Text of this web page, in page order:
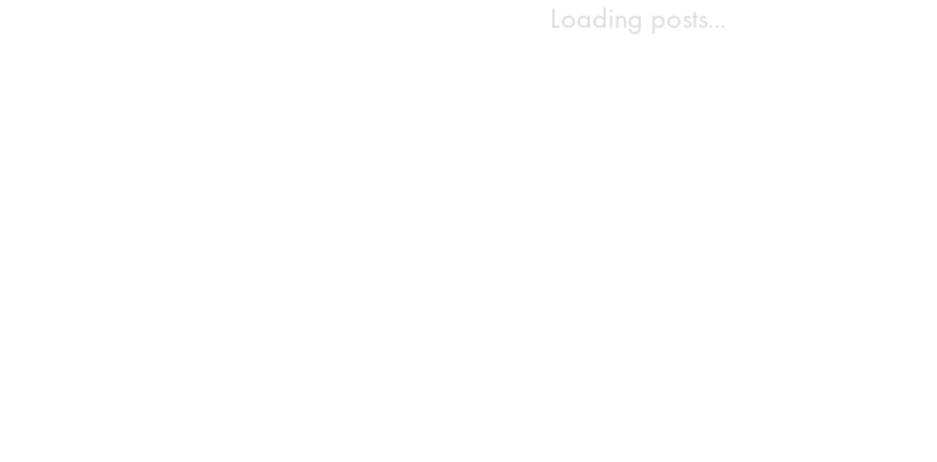
Loading posts...